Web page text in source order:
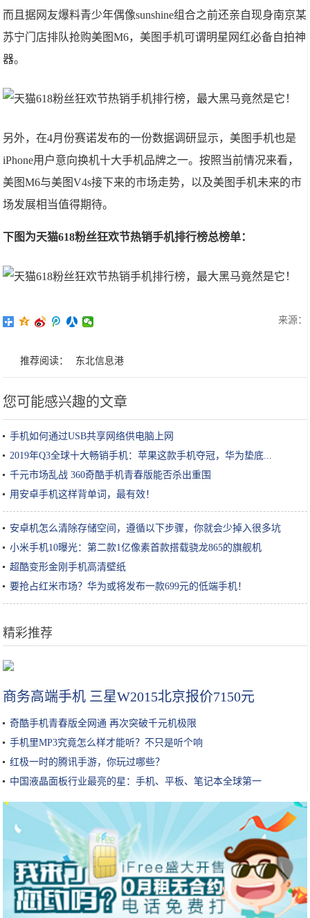
而且据网友爆料青少年偶像sunshine组合之前还亲自现身南京某
苏宁门店排队抢购美图M6，美图手机可谓明星网红必备自拍神
器。
另外，在4月份赛诺发布的一份数据调研显示，美图手机也是
iPhone用户意向换机十大手机品牌之一。按照当前情况来看，
美图M6与美图V4s接下来的市场走势，以及美图手机未来的市
场发展相当值得期待。
下图为天猫618粉丝狂欢节热销手机排行榜总榜单：
来源：
推荐阅读： 东北信息港
您可能感兴趣的文章
手机如何通过USB共享网络供电脑上网
2019年Q3全球十大畅销手机：苹果这款手机夺冠，华为垫底...
千元市场乱战 360奇酷手机青春版能否杀出重围
用安卓手机这样背单词，最有效！
安卓机怎么清除存储空间，遵循以下步骤，你就会少掉入很多坑
小米手机10曝光：第二款1亿像素首款搭载骁龙865的旗舰机
超酷变形金刚手机高清壁纸
要抢占红米市场？华为或将发布一款699元的低端手机！
精彩推荐
商务高端手机 三星W2015北京报价7150元
奇酷手机青春版全网通 再次突破千元机极限
手机里MP3究竟怎么样才能听？不只是听个响
红极一时的腾讯手游，你玩过哪些？
中国液晶面板行业最亮的星：手机、平板、笔记本全球第一